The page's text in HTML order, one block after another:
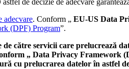
astfel de decizie de adecvare
adecvare. Conform „ EU-US Data
(DPF) Program”.
de către servicii care prelucrează
„ Data Privacy Framework
cu prelucrarea datelor în astfel